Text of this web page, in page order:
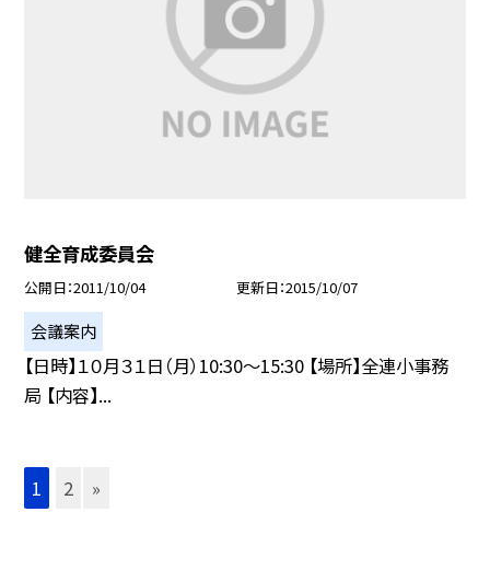
健全育成委員会
公開日 2011/10/04 更新日 2015/10/07
会議案内
【日時】１０月３１日（月）10:30〜15:30 【場所】全連小事務
局 【内容】...
1 2 »